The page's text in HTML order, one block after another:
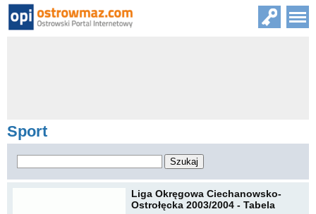
Sport
Liga Okręgowa Ciechanowsko-
Ostrołęcka 2003/2004 - Tabela